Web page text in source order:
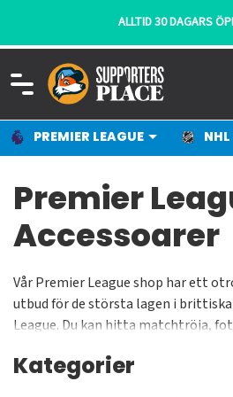
ALLTID 30 DAGARS
PREMIER LEAGUE NHL
Premier
Accessoarer
Vår Premier League shop har ett
utbud för de största lagen i
League. Du kan hitta matchtröja,
nyckelringar, plånböcker och
Kategorier